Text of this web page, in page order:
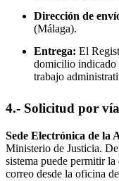
Dirección de
(Málaga).
Entrega: El
domicilio indicado
trabajo
4.- Solicitud por
Sede Electrónica de la
Ministerio de Justicia.
sistema puede permitir
correo desde la oficina de